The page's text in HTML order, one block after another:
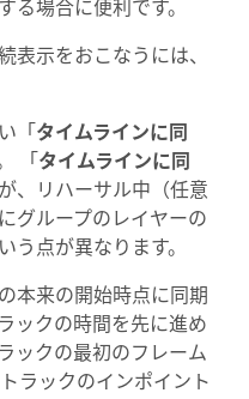
示をおこなうには、
「タイムラインに同
「タイムラインに同
、リハーサル中（任意
グループのレイヤーの
点が異なります。
本来の開始時点に同期
ックの時間を先に進め
ックの最初のフレーム
ラックのインポイント